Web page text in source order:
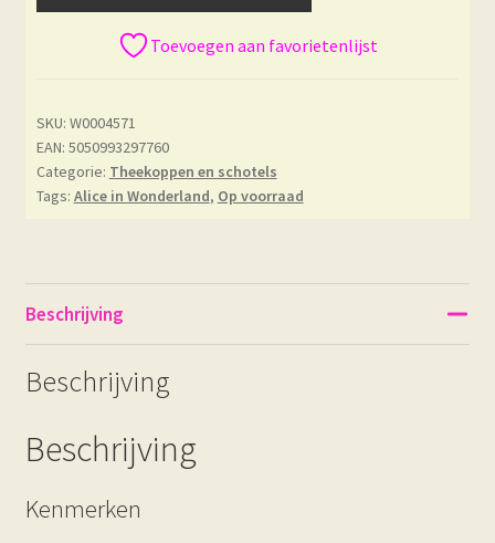
Toevoegen aan favorietenlijst
SKU: W0004571
EAN: 5050993297760
Categorie: Theekoppen en schotels
Tags: Alice in Wonderland, Op voorraad
Beschrijving
Beschrijving
Beschrijving
Kenmerken